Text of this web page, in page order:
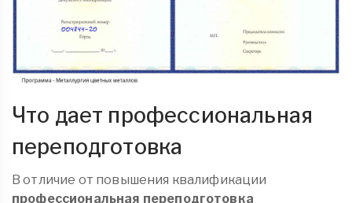
Что дает профессиональная
переподготовка
В отличие от повышения квалификации
профессиональная переподготовка